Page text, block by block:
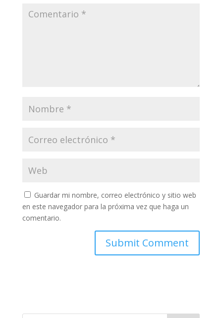
Guardar mi nombre, correo electrónico y sitio web
en este navegador para la próxima vez que haga un
comentario.